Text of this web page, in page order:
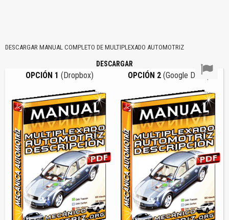
DESCARGAR MANUAL COMPLETO DE MULTIPLEXADO AUTOMOTRIZ
DESCARGAR
OPCIÓN 1 (Dropbox) OPCIÓN 2 (Google Drive)